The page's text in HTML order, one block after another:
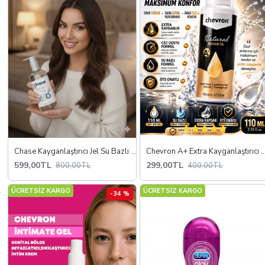
Chase Kayganlaştırıcı Jel Su Bazlı - Lubricant Massage Gel Water Based
599,00TL 800,00TL
Chevron A+ Extra Kayganlaştırıcı
299,00TL 400,00TL
ÜCRETSİZ KARGO -34 % ÜCRETSİZ KARGO